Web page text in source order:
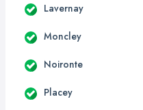
Lavernay
Moncley
Noironte
Placey